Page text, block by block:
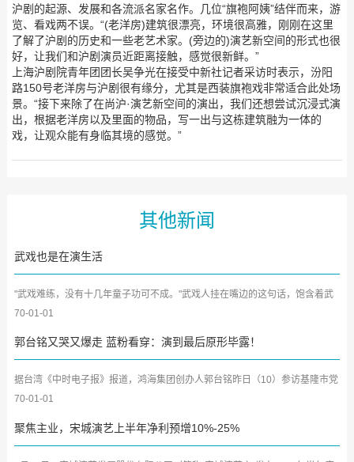
沪剧的起源、发展和各流派名家名作。几位“旗袍阿姨”结伴而来，游
览、看戏两不误。“(老洋房)建筑很漂亮，环境很高雅，刚刚在这里
了解了沪剧的历史和一些老艺术家。(旁边的)演艺新空间的形式也很
好，让我们和沪剧演员近距离接触，感觉很新鲜。”
上海沪剧院青年团团长吴争光在接受中新社记者采访时表示，汾阳
路150号老洋房与沪剧很有缘分，尤其是西装旗袍戏非常适合此处场
景。“接下来除了在尚沪·演艺新空间的演出，我们还想尝试沉浸式演
出，根据老洋房以及里面的物品，写一出与这栋建筑融为一体的
戏，让观众能有身临其境的感觉。”
其他新闻
武戏也是在演生活
"武戏难练，没有十几年童子功可不成。"武戏人挂在嘴边的这句话，饱含着武
戏人才培养难、武戏剧目...
70-01-01
郭台铭又哭又爆走 蓝粉看穿：演到最后原形毕露！
据台湾《中时电子报》报道，鸿海集团创办人郭台铭昨日（10）参访基隆市党
部大佛禅寺与奠济宫，却...
70-01-01
聚焦主业，宋城演艺上半年净利预增10%-25%